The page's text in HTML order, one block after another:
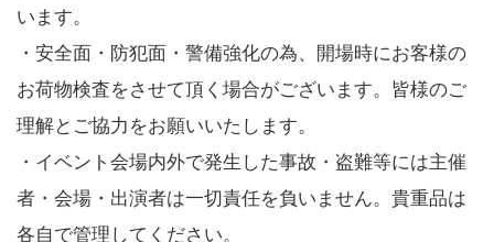
います。
・安全面・防犯面・警備強化の為、開場時にお客様の
お荷物検査をさせて頂く場合がございます。皆様のご
理解とご協力をお願いいたします。
・イベント会場内外で発生した事故・盗難等には主催
者・会場・出演者は一切責任を負いません。貴重品は
各自で管理してください。